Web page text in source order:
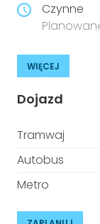
Czynne
WIĘCEJ
Dojazd
Tramwaj
Autobus
Metro